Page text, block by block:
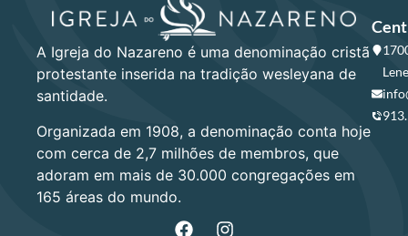
A Igreja do Nazareno é uma denominação cristã
protestante inserida na tradição wesleyana de
santidade.
Organizada em 1908, a denominação conta hoje
com cerca de 2,7 milhões de membros, que
adoram em mais de 30.000 congregações em
165 áreas do mundo.